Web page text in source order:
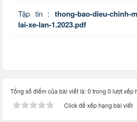
Tập tin : thong-bao-dieu-chinh-
lai-xe-lan-1.2023.pdf
Tổng số điểm của bài viết là: 0 trong 0 lượt xếp
Click để xếp hạng bài viết